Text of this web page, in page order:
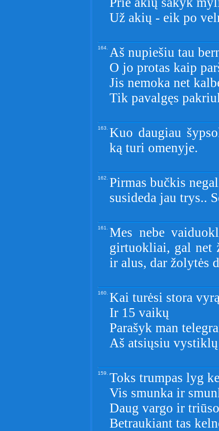
Už akių - eik po
164. Aš nupiešiu tau
O jo protas kaip
Jis nemoka net
Tik pavalgęs
163. Kuo daugiau
ką turi omenyje.
162. Pirmas bučkis
susideda jau trys..
161. Mes nebe
girtuokliai, gal net
ir alus, dar žolytės
160. Kai turėsi stora
Ir 15 vaikų
Parašyk man
Aš atsiųsiu
159. Toks trumpas lyg
Vis smunka ir
Daug vargo ir
Betraukiant tas